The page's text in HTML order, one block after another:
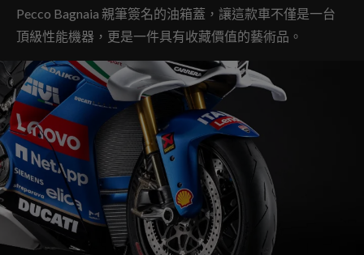
Pecco Bagnaia 親筆簽名的油箱蓋，讓這款車不僅是一台
頂級性能機器，更是一件具有收藏價值的藝術品。